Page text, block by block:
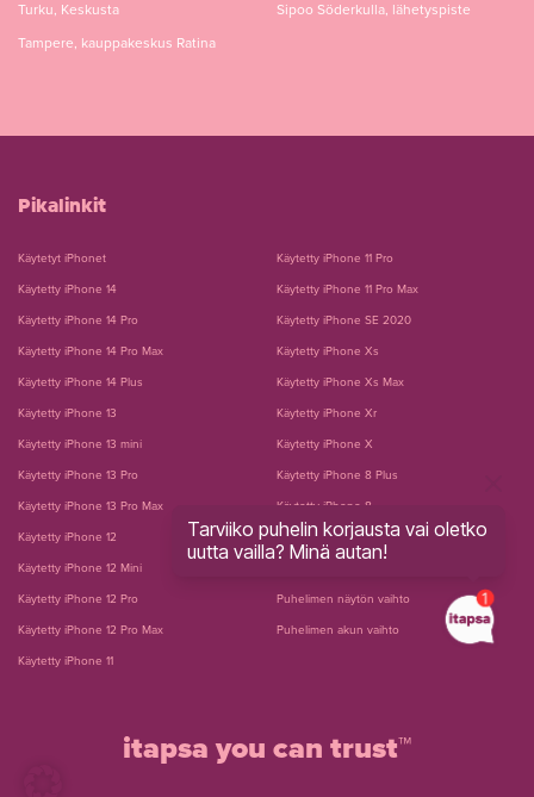
Turku, Keskusta
Tampere, kauppakeskus Ratina
Sipoo Söderkulla, lähetyspiste
Pikalinkit
Käytetyt iPhonet
Käytetty iPhone 14
Käytetty iPhone 14 Pro
Käytetty iPhone 14 Pro Max
Käytetty iPhone 14 Plus
Käytetty iPhone 13
Käytetty iPhone 13 mini
Käytetty iPhone 13 Pro
Käytetty iPhone 13 Pro Max
Käytetty iPhone 12
Käytetty iPhone 12 Mini
Käytetty iPhone 12 Pro
Käytetty iPhone 12 Pro Max
Käytetty iPhone 11
Käytetty iPhone 11 Pro
Käytetty iPhone 11 Pro Max
Käytetty iPhone SE 2020
Käytetty iPhone Xs
Käytetty iPhone Xs Max
Käytetty iPhone Xr
Käytetty iPhone X
Käytetty iPhone 8 Plus
Käytetty iPhone 8
Käytetty iPhone 7 Plus
Puhelimen näytön vaihto
Puhelimen akun vaihto
itapsa you can trust™
Tarviiko puhelin korjausta vai oletko
uutta vailla? Minä autan!